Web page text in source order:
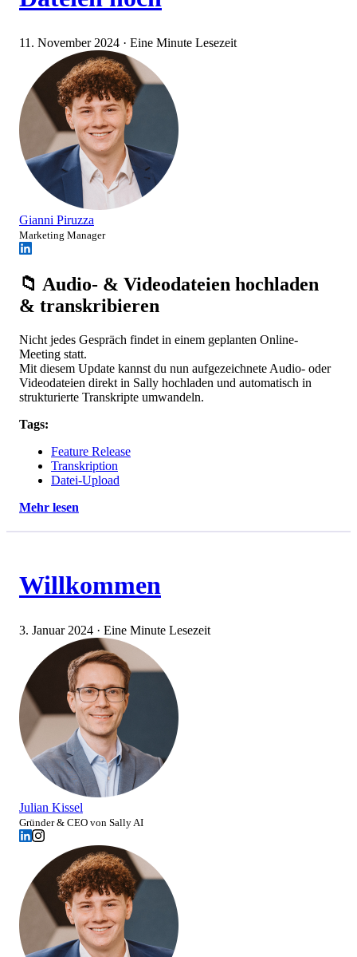
11. November 2024 · Eine Minute Lesezeit
Gianni Piruzza
Marketing Manager
📁 Audio- & Videodateien hochladen
& transkribieren
Nicht jedes Gespräch findet in einem geplanten Online-
Meeting statt.
Mit diesem Update kannst du nun aufgezeichnete Audio- oder
Videodateien direkt in Sally hochladen und automatisch in
strukturierte Transkripte umwandeln.
Tags:
Feature Release
Transkription
Datei-Upload
Mehr lesen
Willkommen
3. Januar 2024 · Eine Minute Lesezeit
Julian Kissel
Gründer & CEO von Sally AI